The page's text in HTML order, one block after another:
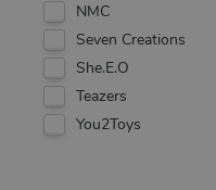
NMC
Seven Creations
She.E.O
Teazers
You2Toys